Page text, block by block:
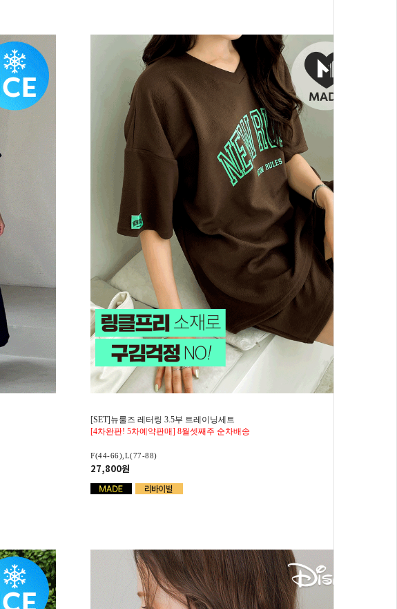
[SET]뉴룰즈 레터링 3.5부 트레이닝세트
[4차완판! 5차예약판매] 8월셋째주 순차배송
F(44-66),L(77-88)
27,800원